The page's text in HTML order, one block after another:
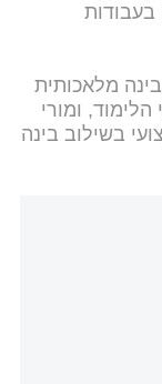
בעבודות
מלאכותית
לכ־80% מתחומי הלימוד, ומורי
מקצועי בשילוב בינה